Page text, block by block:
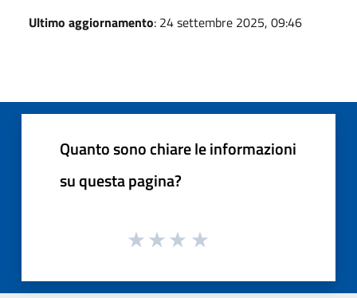
Ultimo aggiornamento: 24 settembre 2025, 09:46
Quanto sono chiare le informazioni
su questa pagina?